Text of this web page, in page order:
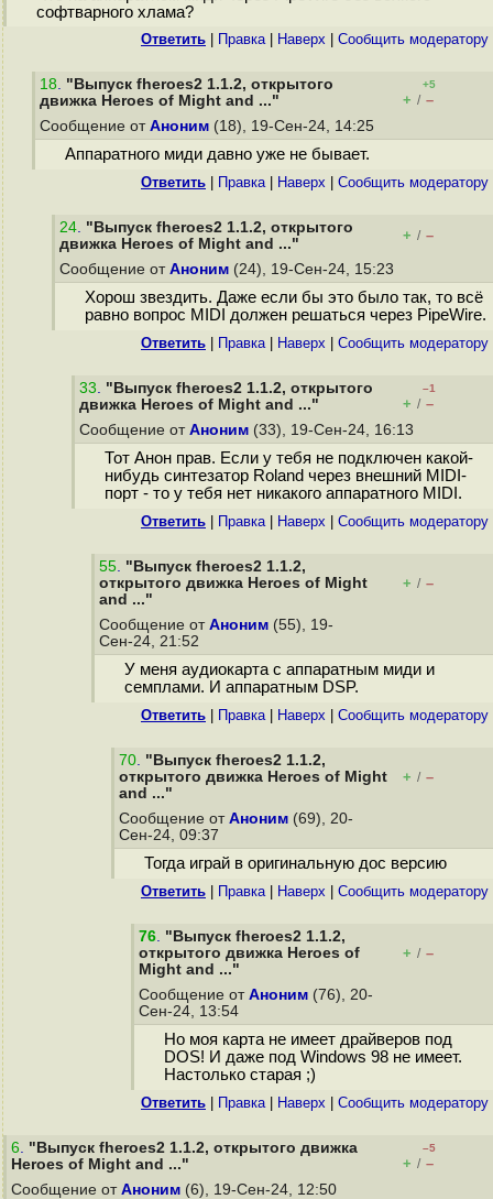
софтварного хлама?
Ответить Правка| Наверх Cообщить модератору
18. "Выпуск fheroes2 1.1.2, открытого
движка Heroes of Might and ..."
+5
+ / –
Сообщение от Аноним (18), 19-Сен-24, 14:25
Аппаратного миди давно уже не бывает.
Ответить Правка| Наверх Cообщить модератору
24. "Выпуск fheroes2 1.1.2, открытого
движка Heroes of Might and ..."
+ / –
Сообщение от Аноним (24), 19-Сен-24, 15:23
Хорош звездить. Даже если бы это было так, то всё
равно вопрос MIDI должен решаться через PipeWire.
Ответить Правка| Наверх Cообщить модератору
33. "Выпуск fheroes2 1.1.2, открытого
движка Heroes of Might and ..."
–1
+ / –
Сообщение от Аноним (33), 19-Сен-24, 16:13
Тот Анон прав. Если у тебя не подключен какой-
нибудь синтезатор Roland через внешний MIDI-
порт - то у тебя нет никакого аппаратного MIDI.
Ответить Правка| Наверх Cообщить модератору
55. "Выпуск fheroes2 1.1.2,
открытого движка Heroes of Might
and ..."
+ / –
Сообщение от Аноним (55), 19-
Сен-24, 21:52
У меня аудиокарта с аппаратным миди и
семплами. И аппаратным DSP.
Ответить Правка| Наверх Cообщить модератору
70. "Выпуск fheroes2 1.1.2,
открытого движка Heroes of Might
and ..."
+ / –
Сообщение от Аноним (69), 20-
Сен-24, 09:37
Тогда играй в оригинальную дос версию
Ответить Правка| Наверх Cообщить модератору
76. "Выпуск fheroes2 1.1.2,
открытого движка Heroes of
Might and ..."
+ / –
Сообщение от Аноним (76), 20-
Сен-24, 13:54
Но моя карта не имеет драйверов под
DOS! И даже под Windows 98 не имеет.
Настолько старая ;)
Ответить Правка| Наверх Cообщить модератору
6. "Выпуск fheroes2 1.1.2, открытого движка
Heroes of Might and ..."
–5
+ / –
Сообщение от Аноним (6), 19-Сен-24, 12:50